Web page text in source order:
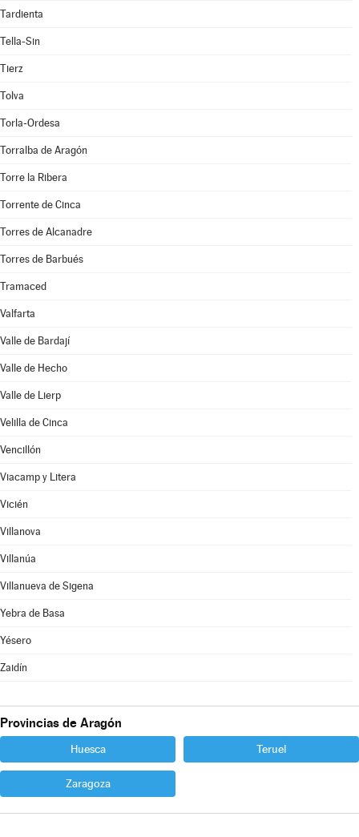
Tardienta
Tella-Sin
Tierz
Tolva
Torla-Ordesa
Torralba de Aragón
Torre la Ribera
Torrente de Cinca
Torres de Alcanadre
Torres de Barbués
Tramaced
Valfarta
Valle de Bardají
Valle de Hecho
Valle de Lierp
Velilla de Cinca
Vencillón
Viacamp y Litera
Vicién
Villanova
Villanúa
Villanueva de Sigena
Yebra de Basa
Yésero
Zaidín
Provincias de Aragón
Huesca Teruel
Zaragoza